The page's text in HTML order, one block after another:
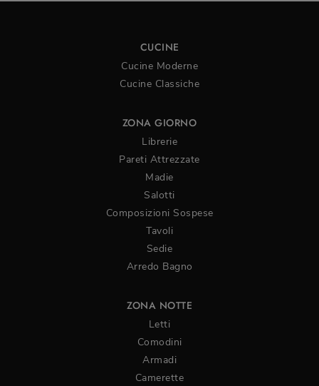
CUCINE
Cucine Moderne
Cucine Classiche
ZONA GIORNO
Librerie
Pareti Attrezzate
Madie
Salotti
Composizioni Sospese
Tavoli
Sedie
Arredo Bagno
ZONA NOTTE
Letti
Comodini
Armadi
Camerette